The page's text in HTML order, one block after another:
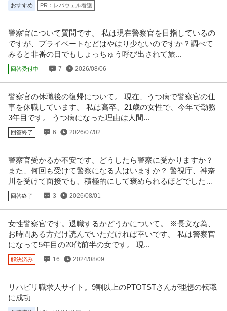
おすすめ PR：レバウェル看護
警察官について質問です。 私は現在警察官を目指しているの
ですが、プライベートなどはやはり少ないのですか？調べて
みると非番の日でもしょっちゅう呼び出されて旅...
回答受付中 7 2026/08/06
警察官の休職後の復帰について。 現在、うつ病で警察官の仕
事を休職しています。 私は高卒、21歳の女性で、今年で勤務
3年目です。 うつ病になった理由は人間...
回答終了 6 2026/07/02
警察官受かるか不安です。どうしたら警察に受かりますか？
また、何回も受けて警察になる人はいますか？ 警視庁、神奈
川を受けて面接でも、積極的にして褒められるほどでした
が、落ちました。
回答終了 3 2026/08/01
女性警察官です。退職するかどうかについて。 ※長文な為、
お時間ある方だけ読んでいただければ幸いです。 私は警察官
になって5年目の20代前半の女です。 現...
解決済み 16 2024/08/09
リハビリ職求人サイト。9割以上のPTOTSTさんが理想の転職
に成功